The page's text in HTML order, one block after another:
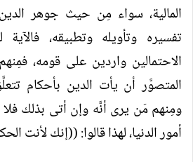
المالية، سواء مِن حيث جوهر
تفسيره وتأويله وتطبيقه،
الاحتمالين واردين على قومه،
المتصوَّر أن يأت الدين بأحكام
ومِنهم مَن يرى أنَّه وإن أتى بذلك
أمور الدنيا، لهذا قالوا: ((إنك لأنت